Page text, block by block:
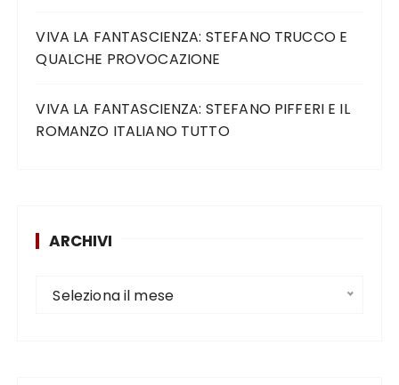
VIVA LA FANTASCIENZA: STEFANO TRUCCO E
QUALCHE PROVOCAZIONE
VIVA LA FANTASCIENZA: STEFANO PIFFERI E IL
ROMANZO ITALIANO TUTTO
ARCHIVI
Seleziona il mese